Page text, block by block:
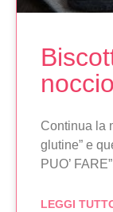
Continua la
glutine” e
PUO’
LEGGI